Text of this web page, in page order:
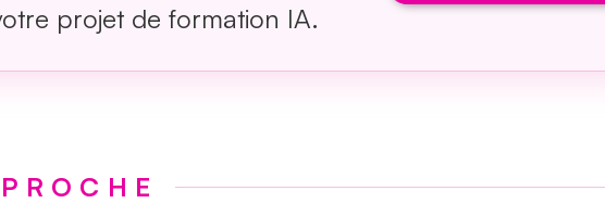
projet de formation IA.